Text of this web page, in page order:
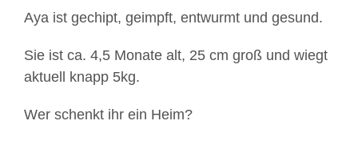
Aya ist gechipt, geimpft, entwurmt und gesund.
Sie ist ca. 4,5 Monate alt, 25 cm groß und wiegt
aktuell knapp 5kg.
Wer schenkt ihr ein Heim?